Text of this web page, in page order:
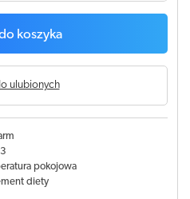
koszyka
ulubionych
pokojowa
diety